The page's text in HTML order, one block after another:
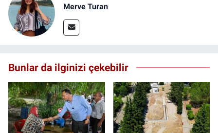
Merve Turan
Bunlar da ilginizi çekebilir